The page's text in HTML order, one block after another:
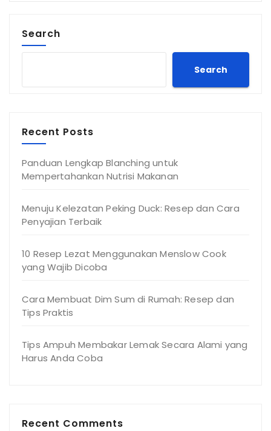
Search
Search
Recent Posts
Panduan Lengkap Blanching untuk
Mempertahankan Nutrisi Makanan
Menuju Kelezatan Peking Duck: Resep dan Cara
Penyajian Terbaik
10 Resep Lezat Menggunakan Menslow Cook
yang Wajib Dicoba
Cara Membuat Dim Sum di Rumah: Resep dan
Tips Praktis
Tips Ampuh Membakar Lemak Secara Alami yang
Harus Anda Coba
Recent Comments